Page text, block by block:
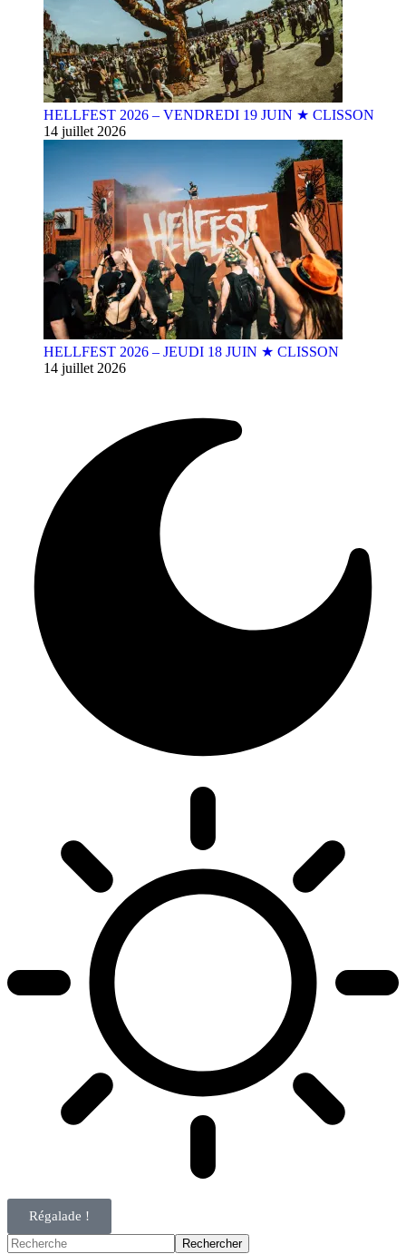
HELLFEST 2026 – VENDREDI 19 JUIN ★ CLISSON
14 juillet 2026
HELLFEST 2026 – JEUDI 18 JUIN ★ CLISSON
14 juillet 2026
Régalade !